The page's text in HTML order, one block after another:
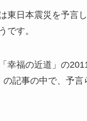
東日本震災を予言
です。
幸福の近道」の
の記事の中で、予言